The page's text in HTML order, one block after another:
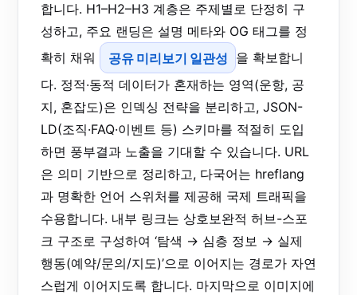
합니다. H1–H2–H3 계층은 주제별로 단정히 구
성하고, 주요 랜딩은 설명 메타와 OG 태그를 정
확히 채워
공유 미리보기 일관성 을 확보합니
다. 정적·동적 데이터가 혼재하는 영역(운항, 공
지, 혼잡도)은 인덱싱 전략을 분리하고, JSON-
LD(조직·FAQ·이벤트 등) 스키마를 적절히 도입
하면 풍부결과 노출을 기대할 수 있습니다. URL
은 의미 기반으로 정리하고, 다국어는 hreflang
과 명확한 언어 스위처를 제공해 국제 트래픽을
수용합니다. 내부 링크는 상호보완적 허브-스포
크 구조로 구성하여 ‘탐색 → 심층 정보 → 실제
행동(예약/문의/지도)’으로 이어지는 경로가 자연
스럽게 이어지도록 합니다. 마지막으로 이미지에